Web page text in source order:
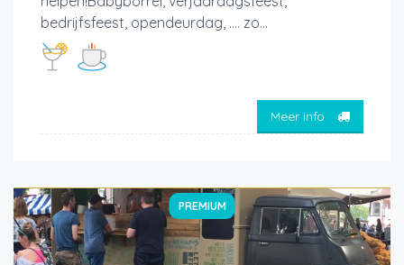
bedrijfsfeest, opendeurdag, …. zo...
Meer info
PREMIUM